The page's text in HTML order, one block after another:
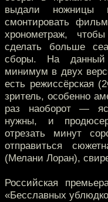
выдали ножницы
смонтировать
хронометраж,
сделать больше
сборы. На
минимум в двух
есть режиссёрская
зритель, особенно
раз наоборот —
нужны, и
отрезать минут
отправиться
(Мелани Лоран),
Российская
«Бесславных